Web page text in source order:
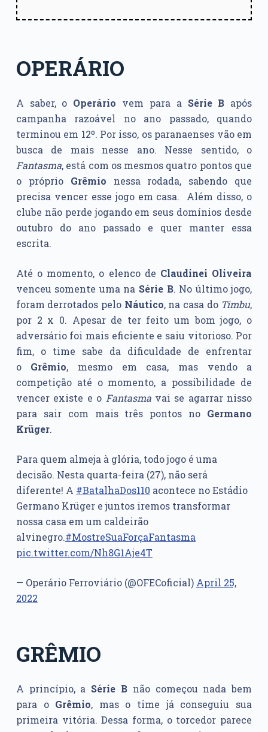
OPERÁRIO
A saber, o Operário vem para a Série B após
campanha razoável no ano passado, quando
terminou em 12º. Por isso, os paranaenses vão em
busca de mais nesse ano. Nesse sentido, o
Fantasma, está com os mesmos quatro pontos que
o próprio Grêmio nessa rodada, sabendo que
precisa vencer esse jogo em casa. Além disso, o
clube não perde jogando em seus domínios desde
outubro do ano passado e quer manter essa
escrita.
Até o momento, o elenco de Claudinei Oliveira
venceu somente uma na Série B. No último jogo,
foram derrotados pelo Náutico, na casa do Timbu,
por 2 x 0. Apesar de ter feito um bom jogo, o
adversário foi mais eficiente e saiu vitorioso. Por
fim, o time sabe da dificuldade de enfrentar
o Grêmio, mesmo em casa, mas vendo a
competição até o momento, a possibilidade de
vencer existe e o Fantasma vai se agarrar nisso
para sair com mais três pontos no Germano
Krüger.
Para quem almeja à glória, todo jogo é uma
decisão. Nesta quarta-feira (27), não será
diferente! A #BatalhaDos110 acontece no Estádio
Germano Krüger e juntos iremos transformar
nossa casa em um caldeirão
alvinegro.#MostreSuaForçaFantasma
pic.twitter.com/Nh8G1Aje4T
— Operário Ferroviário (@OFECoficial) April 25,
2022
GRÊMIO
A princípio, a Série B não começou nada bem
para o Grêmio, mas o time já conseguiu sua
primeira vitória. Dessa forma, o torcedor parece